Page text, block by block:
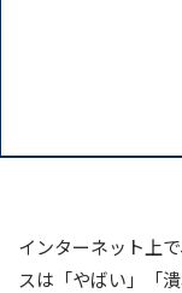
インターネット上
スは「やばい」「